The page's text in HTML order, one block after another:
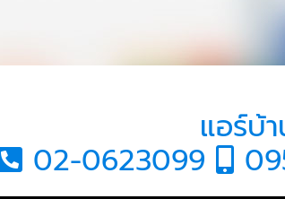
แอร์บ้
02-0623099